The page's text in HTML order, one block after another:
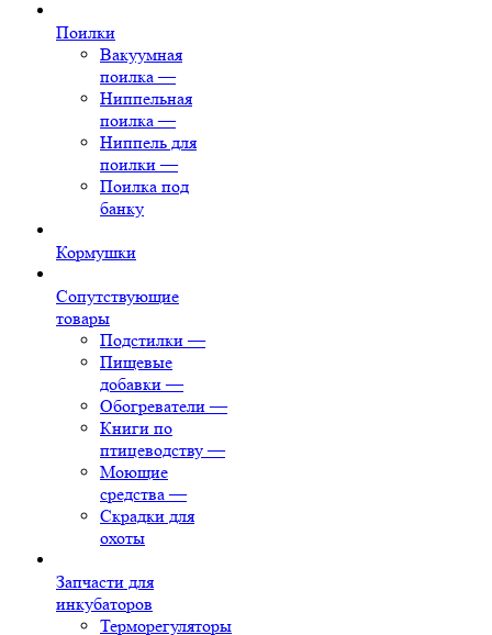
Поилки
Вакуумная
поилка —
Ниппельная
поилка —
Ниппель для
поилки —
Поилка под
банку
Кормушки
Сопутствующие
товары
Подстилки —
Пищевые
добавки —
Обогреватели —
Книги по
птицеводству —
Моющие
средства —
Скрадки для
охоты
Запчасти для
инкубаторов
Терморегуляторы